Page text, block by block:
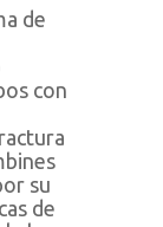
de
con
su
de